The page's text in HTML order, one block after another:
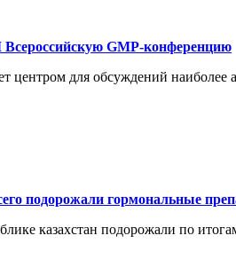
Всероссийскую GMP-конференцию
центром для обсуждений
подорожали гормональные
казахстан подорожали по